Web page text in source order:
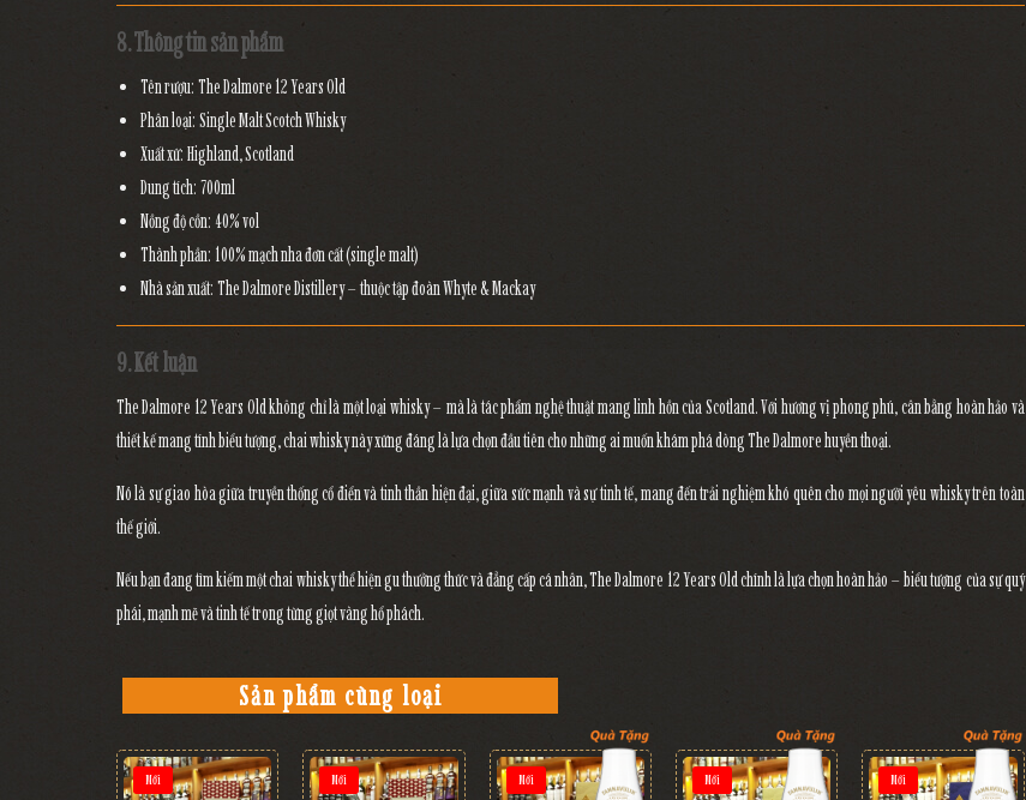
8. Thông tin sản phẩm
Tên rượu: The Dalmore 12 Years Old
Phân loại: Single Malt Scotch Whisky
Xuất xứ: Highland, Scotland
Dung tích: 700ml
Nồng độ cồn: 40% vol
Thành phần: 100% mạch nha đơn cất (single malt)
Nhà sản xuất: The Dalmore Distillery – thuộc tập đoàn Whyte & Mackay
9. Kết luận
The Dalmore 12 Years Oldkhông chỉ là một loại whisky – mà làtác phẩm nghệ thuật mang linh hồn của Scotland. Với hương vị phong phú, cân bằng hoàn hảo và
thiết kế mang tính biểu tượng, chai whisky này xứng đáng là lựa chọn đầu tiên cho những ai muốn khám phá dòng The Dalmore huyền thoại.
Nó là sự giao hòa giữatruyền thống cổ điển và tinh thần hiện đại, giữasức mạnh và sự tinh tế, mang đến trải nghiệm khó quên cho mọi người yêu whisky trên toàn
thế giới.
Nếu bạn đang tìm kiếmmột chai whisky thể hiện gu thưởng thức và đẳng cấp cá nhân,The Dalmore 12 Years Oldchính là lựa chọn hoàn hảo – biểu tượng của sự quý
phái, mạnh mẽ và tinh tế trong từng giọt vàng hổ phách.
Sản phẩm cùng loại
Mới Mới Mới Mới Mới